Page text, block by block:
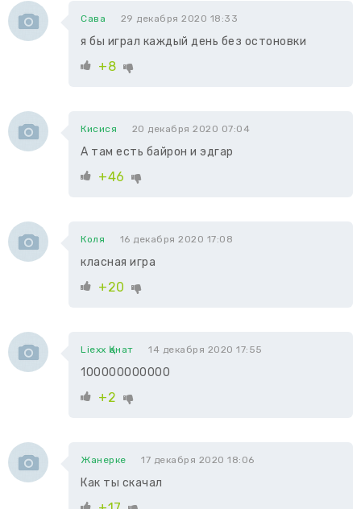
Сава 29 декабря 2020 18:33
я бы играл каждый день без остоновки
+8
Кисися 20 декабря 2020 07:04
А там есть байрон и эдгар
+46
Коля 16 декабря 2020 17:08
класная игра
+20
Liexx Қанат 14 декабря 2020 17:55
100000000000
+2
Жанерке 17 декабря 2020 18:06
Как ты скачал